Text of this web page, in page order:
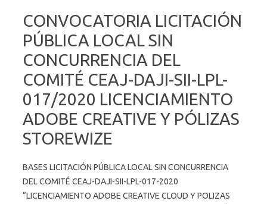
CONVOCATORIA LICITACIÓN
PÚBLICA LOCAL SIN
CONCURRENCIA DEL
COMITÉ CEAJ-DAJI-SII-LPL-
017/2020 LICENCIAMIENTO
ADOBE CREATIVE Y PÓLIZAS
STOREWIZE
BASES LICITACIÓN PÚBLICA LOCAL SIN CONCURRENCIA
DEL COMITÉ CEAJ-DAJI-SII-LPL-017-2020
“LICENCIAMIENTO ADOBE CREATIVE CLOUD Y POLIZAS